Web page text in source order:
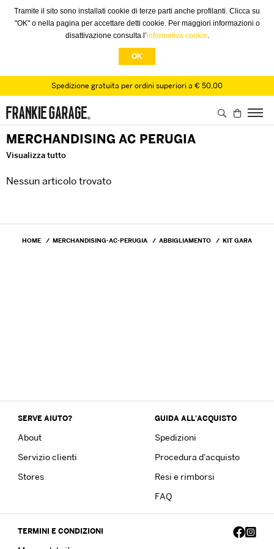
Tramite il sito sono installati cookie di terze parti anche profilanti. Clicca su
"OK" o nella pagina per accettare detti cookie. Per maggiori informazioni o
disattivazione consulta l’informativa cookie.
OK
Spedizione gratuita per ordini superiori a € 50,00
MERCHANDISING AC PERUGIA
Visualizza tutto
Nessun articolo trovato
HOME MERCHANDISING-AC-PERUGIA ABBIGLIAMENTO KIT GARA
SERVE AIUTO?
About
Servizio clienti
Stores
GUIDA ALL'ACQUISTO
Spedizioni
Procedura d'acquisto
Resi e rimborsi
FAQ
TERMINI E CONDIZIONI